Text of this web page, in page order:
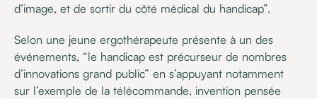
d’image, et de sortir du côté médical du handicap”.
Selon une jeune ergothérapeute présente à un des
événements, “le handicap est précurseur de nombres
d’innovations grand public” en s’appuyant notamment
sur l’exemple de la télécommande, invention pensée